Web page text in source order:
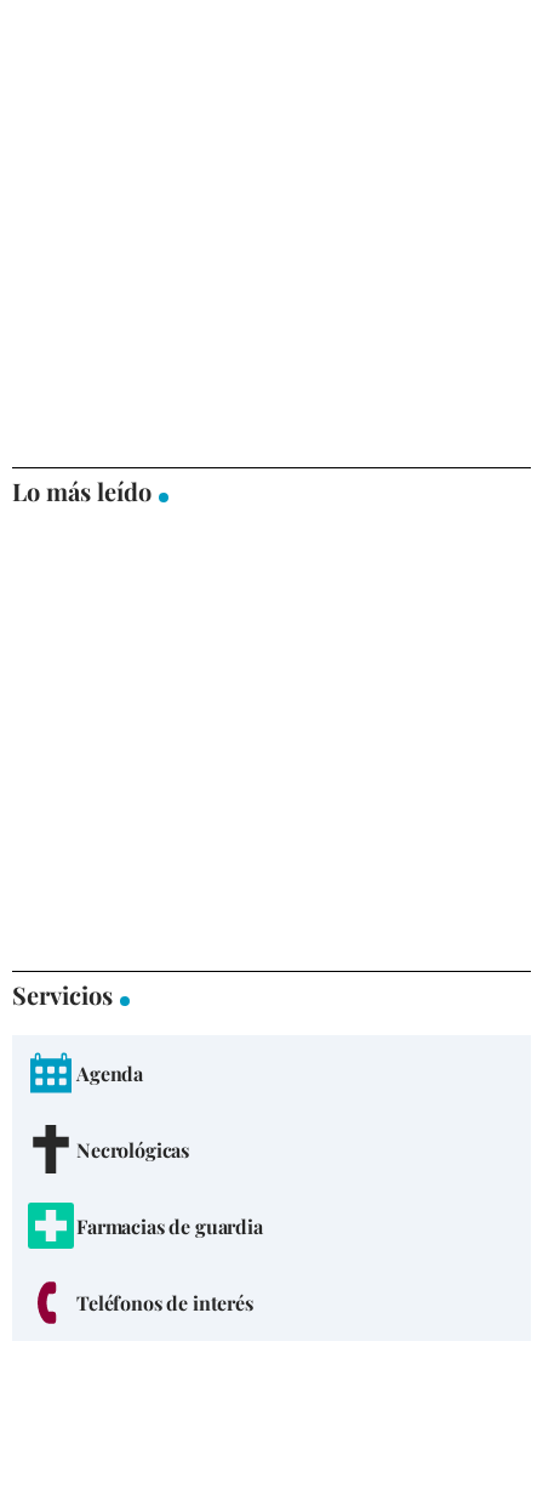
Lo más leído
Servicios
Agenda
Necrológicas
Farmacias de guardia
Teléfonos de interés